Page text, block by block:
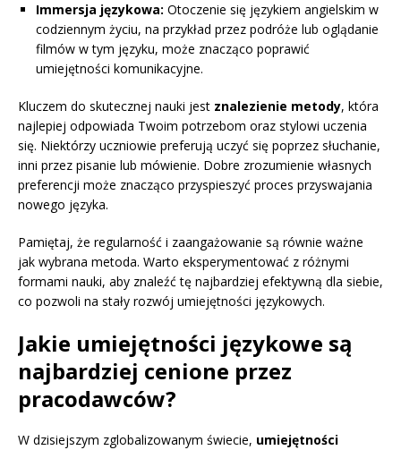
Immersja językowa: Otoczenie się językiem angielskim w
codziennym życiu, na przykład przez podróże lub oglądanie
filmów w tym języku, może znacząco poprawić
umiejętności komunikacyjne.
Kluczem do skutecznej nauki jest znalezienie metody, która
najlepiej odpowiada Twoim potrzebom oraz stylowi uczenia
się. Niektórzy uczniowie preferują uczyć się poprzez słuchanie,
inni przez pisanie lub mówienie. Dobre zrozumienie własnych
preferencji może znacząco przyspieszyć proces przyswajania
nowego języka.
Pamiętaj, że regularność i zaangażowanie są równie ważne
jak wybrana metoda. Warto eksperymentować z różnymi
formami nauki, aby znaleźć tę najbardziej efektywną dla siebie,
co pozwoli na stały rozwój umiejętności językowych.
Jakie umiejętności językowe są
najbardziej cenione przez
pracodawców?
W dzisiejszym zglobalizowanym świecie, umiejętności